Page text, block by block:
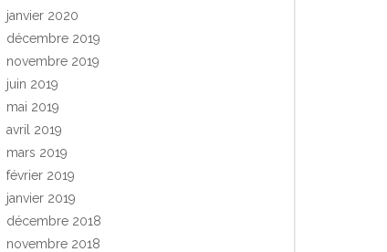
janvier 2020
décembre 2019
novembre 2019
juin 2019
mai 2019
avril 2019
mars 2019
février 2019
janvier 2019
décembre 2018
novembre 2018